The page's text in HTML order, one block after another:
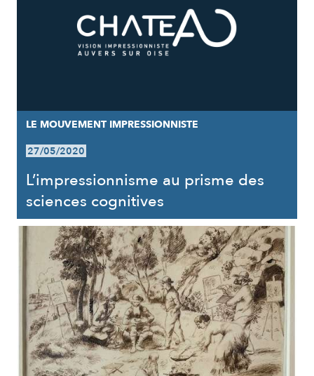
LE MOUVEMENT IMPRESSIONNISTE
27/05/2020
L’impressionnisme au prisme des
sciences cognitives